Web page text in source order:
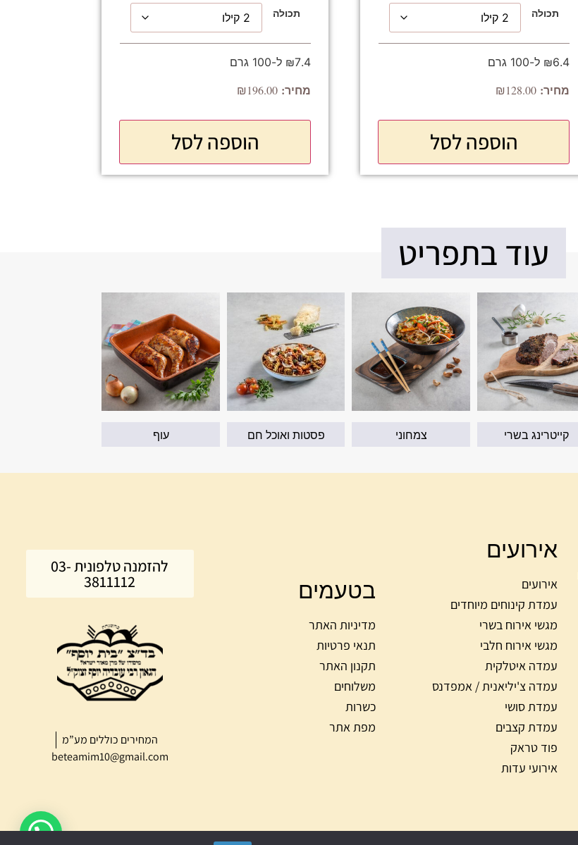
תכולה
₪6.4 ל-100 גרם
₪128.00
הוספה לסל
תכולה
₪7.4 ל-100 גרם
₪196.00
הוספה לסל
עוד בתפריט
קייטרינג בשרי צמחוני פסטות ואוכל חם עוף
אירועים
אירועים
עמדת קינוחים מיוחדים
מגשי אירוח בשרי
מגשי אירוח חלבי
עמדה איטלקית
עמדה צ'יליאנית / אמפדנס
עמדת סושי
עמדת קצבים
פוד טראק
אירועי עדות
בטעמים
מדיניות האתר
תנאי פרטיות
תקנון האתר
משלוחים
כשרות
מפת אתר
להזמנה טלפונית 03-
3811112
המחירים כוללים מע”מ
beteamim10@gmail.com
נשמח לעזור לכל שאלה?